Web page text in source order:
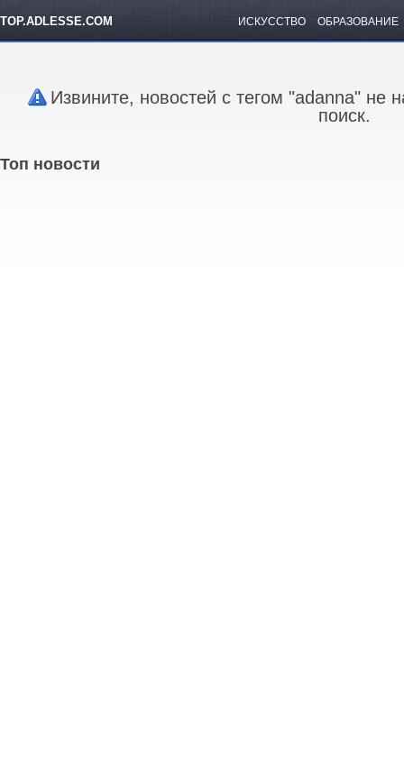
TOP.ADLESSE.COM ИСКУССТВО ОБРАЗОВАНИЕ
Извините, новостей с тегом "adanna" не
поиск.
Топ новости